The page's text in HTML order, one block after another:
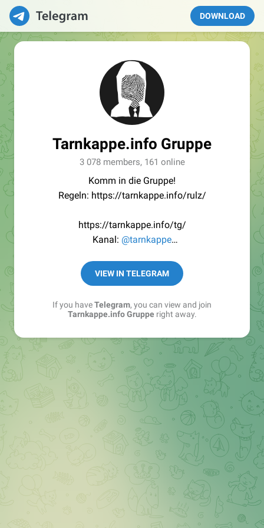
DOWNLOAD
Tarnkappe.info Gruppe
3 078 members, 161 online
Komm in die Gruppe!
Regeln: https://tarnkappe.info/rulz/
https://tarnkappe.info/tg/
Kanal: @tarnkappe
Best of:@bestoftarnkappe
Kochen: https://t.me/+WSW5F1VcmhliMjk6
VIEW IN TELEGRAM
If you haveTelegram, you can view and join
Tarnkappe.info Grupperight away.